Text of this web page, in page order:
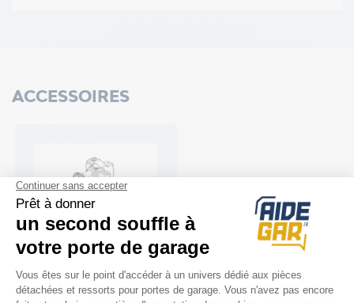
ACCESSOIRES
Roulette de porte de
garage basculante
Normstahl (haute
droite)